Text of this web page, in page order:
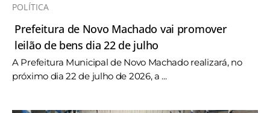
POLÍTICA
Prefeitura de Novo Machado vai promover
leilão de bens dia 22 de julho
A Prefeitura Municipal de Novo Machado realizará, no
próximo dia 22 de julho de 2026, a ...